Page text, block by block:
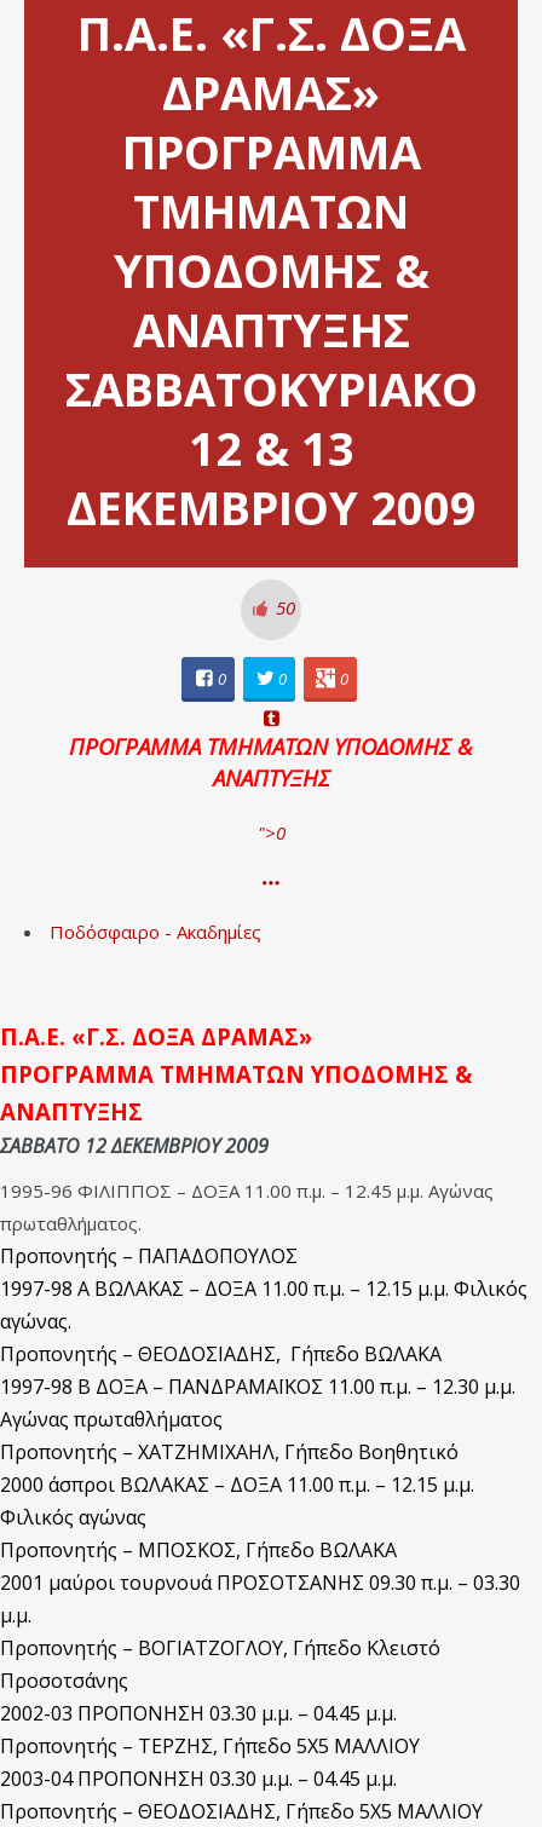
Π.Α.Ε. «Γ.Σ. ΔΟΞΑ
ΔΡΑΜΑΣ»
ΠΡΟΓΡΑΜΜΑ
ΤΜΗΜΑΤΩΝ
ΥΠΟΔΟΜΗΣ &
ΑΝΑΠΤΥΞΗΣ
ΣΑΒΒΑΤΟΚΥΡΙΑΚΟ
12 & 13
ΔΕΚΕMΒΡΙΟΥ 2009
50
0 0 0
ΠΡΟΓΡΑΜΜΑ ΤΜΗΜΑΤΩΝ ΥΠΟΔΟΜΗΣ &
ΑΝΑΠΤΥΞΗΣ
">0
Ποδόσφαιρο - Ακαδημίες
Π.Α.Ε. «Γ.Σ. ΔΟΞΑ ΔΡΑΜΑΣ»
ΠΡΟΓΡΑΜΜΑ ΤΜΗΜΑΤΩΝ ΥΠΟΔΟΜΗΣ &
ΑΝΑΠΤΥΞΗΣ
ΣΑΒΒΑΤΟ 12 ΔΕΚΕΜΒΡΙΟΥ 2009
1995-96 ΦΙΛΙΠΠΟΣ – ΔΟΞΑ 11.00 π.μ. – 12.45 μ.μ. Αγώνας
πρωταθλήματος.
Προπονητής – ΠΑΠΑΔΟΠΟΥΛΟΣ
1997-98 Α ΒΩΛΑΚΑΣ – ΔΟΞΑ 11.00 π.μ. – 12.15 μ.μ. Φιλικός
αγώνας.
Προπονητής – ΘΕΟΔΟΣΙΑΔΗΣ, Γήπεδο ΒΩΛΑΚΑ
1997-98 Β ΔΟΞΑ – ΠΑΝΔΡΑΜΑΪΚΟΣ 11.00 π.μ. – 12.30 μ.μ.
Αγώνας πρωταθλήματος
Προπονητής – ΧΑΤΖΗΜΙΧΑΗΛ, Γήπεδο Βοηθητικό
2000 άσπροι ΒΩΛΑΚΑΣ – ΔΟΞΑ 11.00 π.μ. – 12.15 μ.μ.
Φιλικός αγώνας
Προπονητής – ΜΠΟΣΚΟΣ, Γήπεδο ΒΩΛΑΚΑ
2001 μαύροι τουρνουά ΠΡΟΣΟΤΣΑΝΗΣ 09.30 π.μ. – 03.30
μ.μ.
Προπονητής – ΒΟΓΙΑΤΖΟΓΛΟΥ, Γήπεδο Κλειστό
Προσοτσάνης
2002-03 ΠΡΟΠΟΝΗΣΗ 03.30 μ.μ. – 04.45 μ.μ.
Προπονητής – ΤΕΡΖΗΣ, Γήπεδο 5Χ5 ΜΑΛΛΙΟΥ
2003-04 ΠΡΟΠΟΝΗΣΗ 03.30 μ.μ. – 04.45 μ.μ.
Προπονητής – ΘΕΟΔΟΣΙΑΔΗΣ, Γήπεδο 5Χ5 ΜΑΛΛΙΟΥ